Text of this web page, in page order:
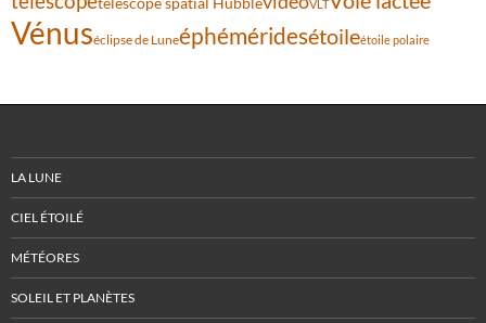
VLT
Vénuséclipse de Luneéphéméridesétoileétoile polaire
LA LUNE
CIEL ÉTOILÉ
MÉTÉORES
SOLEIL ET PLANÈTES